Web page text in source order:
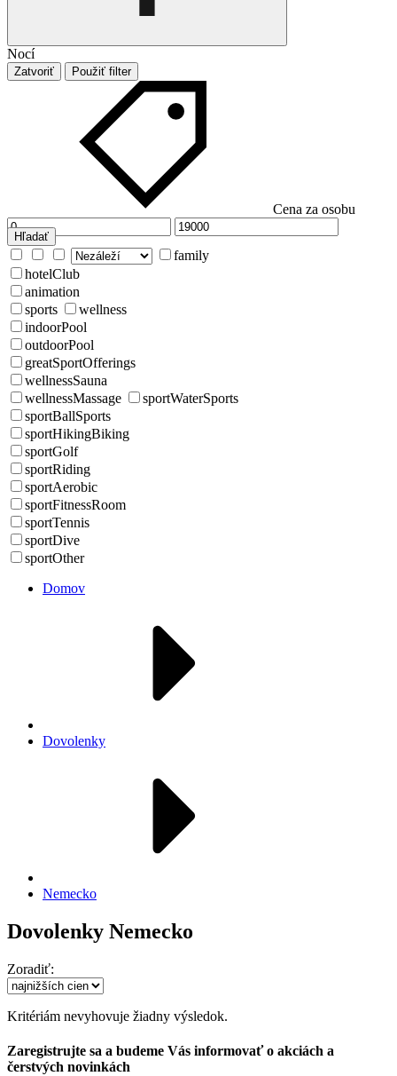
Nocí
Zatvoriť Použiť filter
Cena za osobu
Hľadať
family
hotelClub
animation
sports
wellness
indoorPool
outdoorPool
greatSportOfferings
wellnessSauna
wellnessMassage
sportWaterSports
sportBallSports
sportHikingBiking
sportGolf
sportRiding
sportAerobic
sportFitnessRoom
sportTennis
sportDive
sportOther
Domov
Dovolenky
Nemecko
Dovolenky Nemecko
Zoradiť:
Kritériám nevyhovuje žiadny výsledok.
Zaregistrujte sa a budeme Vás informovať o akciách a
čerstvých novinkách